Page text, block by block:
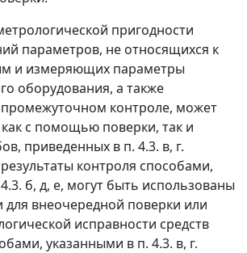
пригодности
параметров, не относящихся к
и измеряющих параметры
оборудования, а также
контроле, может
с помощью поверки, так и
приведенных в п. 4.3. в, г.
контроля способами,
б, д, е, могут быть использованы
для внеочередной поверки или
исправности средств
указанными в п. 4.3. в, г.